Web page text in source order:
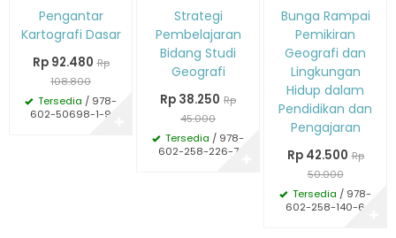
DiskonPengantar
Kartografi Dasar
Rp 92.480 Rp
108.800
Tersedia / 978-
602-50698-1-9
DiskonStrategi
Pembelajaran
Bidang Studi
Geografi
Rp 38.250 Rp
45.000
Tersedia / 978-
602-258-226-7
Diskon
15%
Bunga Rampai
Pemikiran
Geografi dan
Lingkungan
Hidup dalam
Pendidikan dan
Pengajaran
Rp 42.500 Rp
50.000
Tersedia / 978-
602-258-140-6